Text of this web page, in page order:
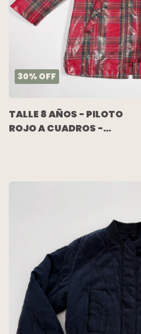
30% OFF
TALLE 8 AÑOS - PILOTO
ROJO A CUADROS -